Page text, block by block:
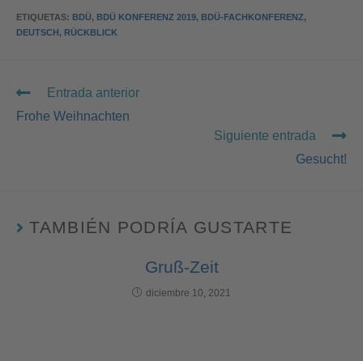
ETIQUETAS: BDÜ, BDÜ KONFERENZ 2019, BDÜ-FACHKONFERENZ,
DEUTSCH, RÜCKBLICK
Entrada anterior
Frohe Weihnachten
Siguiente entrada
Gesucht!
TAMBIÉN PODRÍA GUSTARTE
Gruß-Zeit
diciembre 10, 2021